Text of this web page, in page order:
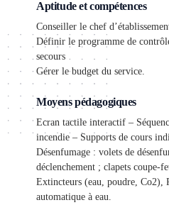
Aptitude et compétences
Conseiller le chef
Définir le programme de
secours
Gérer le budget du service.
Moyens pédagogiques
Ecran tactile interactif –
incendie – Supports de cours
Désenfumage : volets de
déclenchement ; clapets coupe-
Extincteurs (eau, poudre, Co2),
automatique à eau.